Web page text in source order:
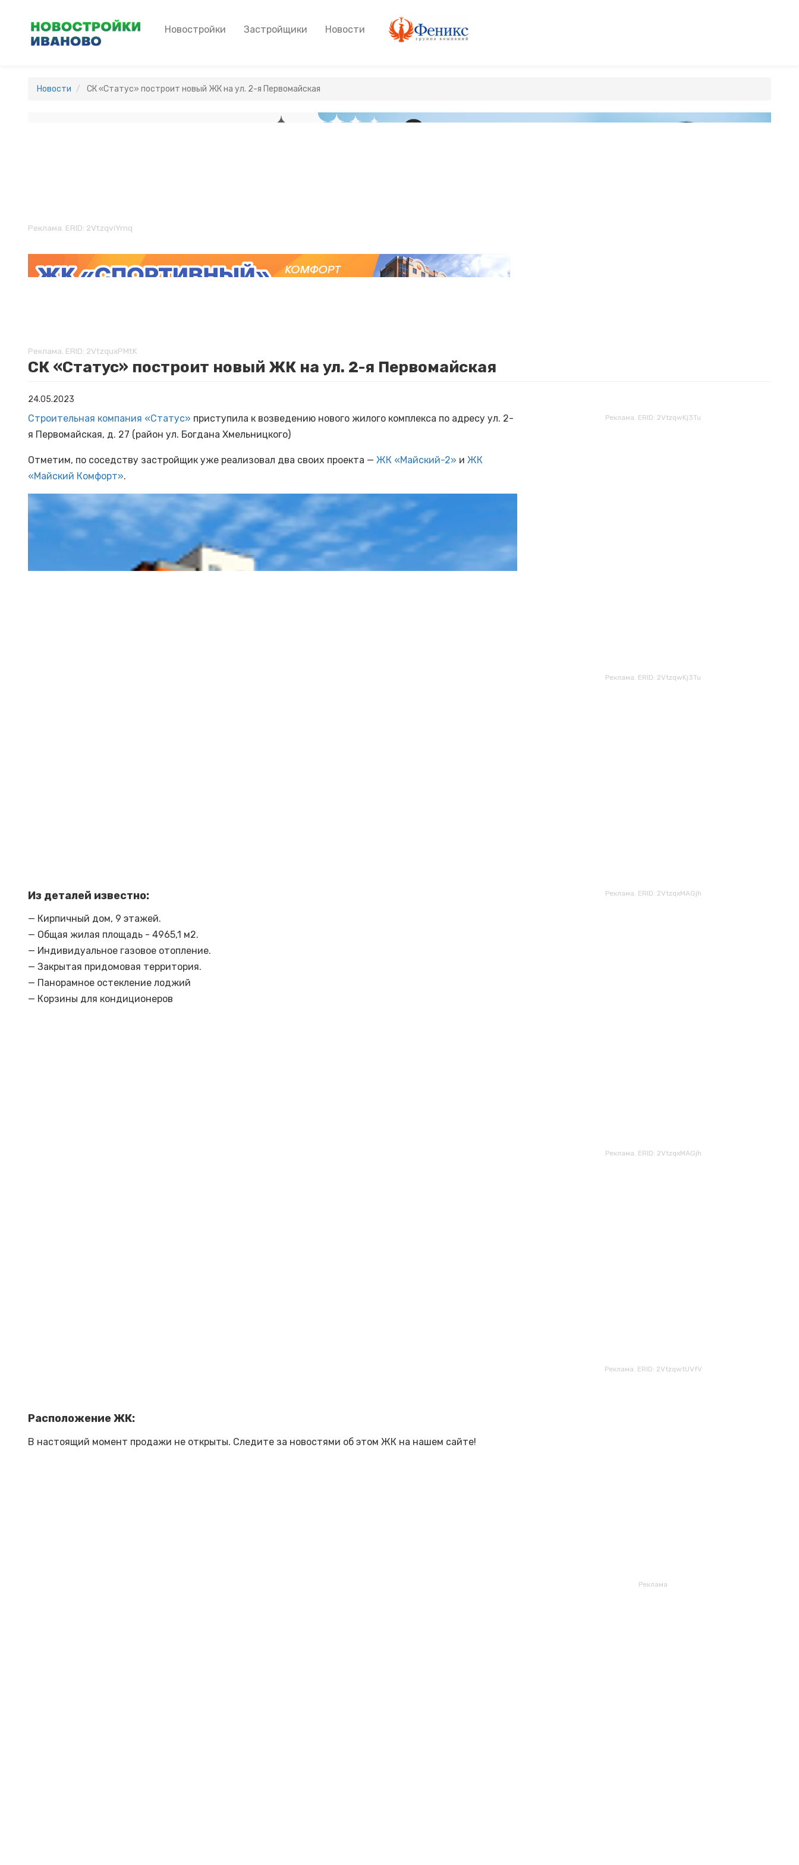
основному
содержанию
Main
navigation
Новостройки Застройщики Новости
Новости СК «Статус» построит новый ЖК на ул. 2-я Первомайская
Реклама. ERID: 2VtzqviYrnq
Реклама. ERID: 2VtzquxPMtK
СК «Статус» построит новый ЖК на ул. 2-я Первомайская
24.05.2023
Строительная компания «Статус» приступила к возведению нового жилого комплекса по адресу ул. 2-
я Первомайская, д. 27 (район ул. Богдана Хмельницкого)
Отметим, по соседству застройщик уже реализовал два своих проекта — ЖК «Майский-2» и ЖК
«Майский Комфорт».
Из деталей известно:
— Кирпичный дом, 9 этажей.
— Общая жилая площадь - 4965,1 м2.
— Индивидуальное газовое отопление.
— Закрытая придомовая территория.
— Панорамное остекление лоджий
— Корзины для кондиционеров
Расположение ЖК:
В настоящий момент продажи не открыты. Следите за новостями об этом ЖК на нашем сайте!
Реклама. ERID: 2VtzqwKj3Tu
Реклама. ERID: 2VtzqwKj3Tu
Реклама. ERID: 2VtzqxMAGjh
Реклама. ERID: 2VtzqxMAGjh
Реклама. ERID: 2VtzqwtUVfV
Реклама